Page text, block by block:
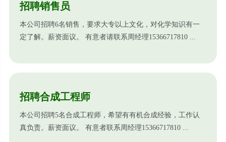
招聘销售员
本公司招聘6名销售，要求大专以上文化，对化学知识有一
定了解。薪资面议。 有意者请联系周经理15366717810 ...
招聘合成工程师
本公司招聘5名合成工程师，希望有有机合成经验，工作认
真负责。薪资面议。 有意者联系周经理15366717810 ...